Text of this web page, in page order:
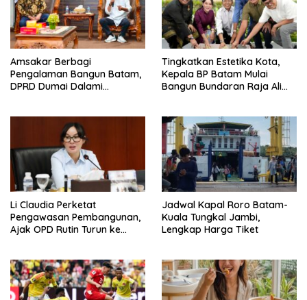
Amsakar Berbagi
Pengalaman Bangun Batam,
DPRD Dumai Dalami
Tingkatkan Estetika Kota,
Kepala BP Batam Mulai
Bangun Bundaran Raja Ali
Li Claudia Perketat
Pengawasan Pembangunan,
Ajak OPD Rutin Turun ke
Jadwal Kapal Roro Batam-
Kuala Tungkal Jambi,
Lengkap Harga Tiket